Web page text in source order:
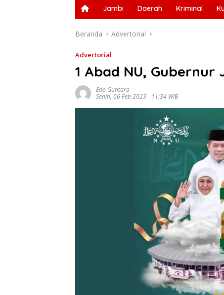
Jambi Daerah Kriminal
Beranda Advertorial
Advertorial
1 Abad NU,
Edo Guntara
Senin, 06 Feb 2023 - 11:34 WIB